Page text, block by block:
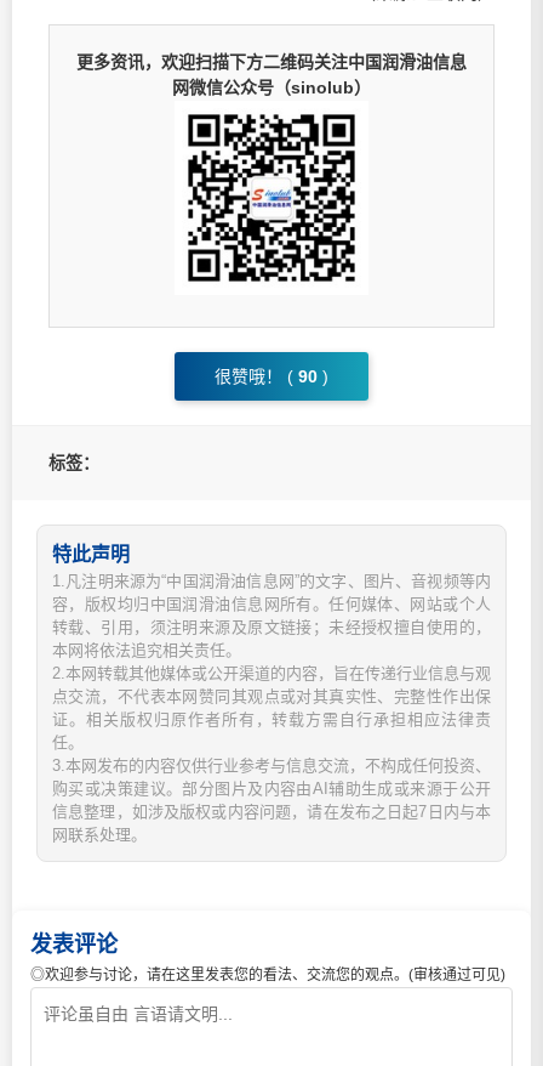
更多资讯，欢迎扫描下方二维码关注中国润滑油信息
网微信公众号（sinolub）
很赞哦！ ( 90 )
标签：
特此声明
1.凡注明来源为“中国润滑油信息网”的文字、图片、音视频等内
容，版权均归中国润滑油信息网所有。任何媒体、网站或个人
转载、引用，须注明来源及原文链接；未经授权擅自使用的，
本网将依法追究相关责任。
2.本网转载其他媒体或公开渠道的内容，旨在传递行业信息与观
点交流，不代表本网赞同其观点或对其真实性、完整性作出保
证。相关版权归原作者所有，转载方需自行承担相应法律责
任。
3.本网发布的内容仅供行业参考与信息交流，不构成任何投资、
购买或决策建议。部分图片及内容由AI辅助生成或来源于公开
信息整理，如涉及版权或内容问题，请在发布之日起7日内与本
网联系处理。
发表评论
◎欢迎参与讨论，请在这里发表您的看法、交流您的观点。(审核通过可见)